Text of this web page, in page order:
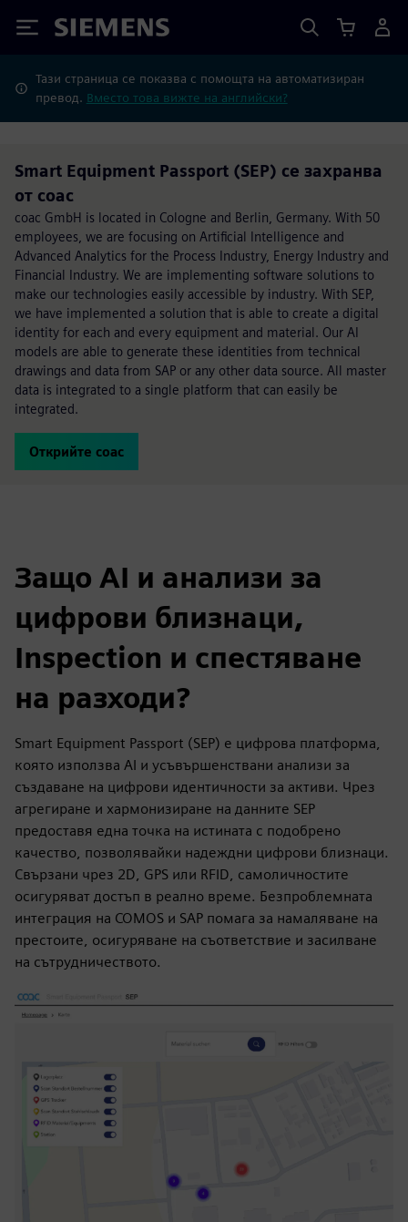
Siemens
Тази страница се показва с помощта на автоматизиран
превод. Вместо това вижте на английски?
Smart Equipment Passport (SEP) се захранва
от coac
coac GmbH is located in Cologne and Berlin, Germany. With 50
employees, we are focusing on Artificial Intelligence and
Advanced Analytics for the Process Industry, Energy Industry and
Financial Industry. We are implementing software solutions to
make our technologies easily accessible by industry. With SEP,
we have implemented a solution that is able to create a digital
identity for each and every equipment and material. Our AI
models are able to generate these identities from technical
drawings and data from SAP or any other data source. All master
data is integrated to a single platform that can easily be
integrated.
Открийте coac
Защо AI и анализи за
цифрови близнаци,
Inspection и спестяване
на разходи?
Smart Equipment Passport (SEP) е цифрова платформа,
която използва AI и усъвършенствани анализи за
създаване на цифрови идентичности за активи. Чрез
агрегиране и хармонизиране на данните SEP
предоставя една точка на истината с подобрено
качество, позволявайки надеждни цифрови близнаци.
Свързани чрез 2D, GPS или RFID, самоличностите
осигуряват достъп в реално време. Безпроблемната
интеграция на COMOS и SAP помага за намаляване на
престоите, осигуряване на съответствие и засилване
на сътрудничеството.